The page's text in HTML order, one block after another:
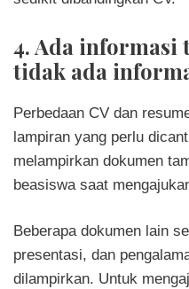
4. Ada informasi
tidak ada
Perbedaan CV dan
lampiran yang perlu
melampirkan dokumen
beasiswa saat
Beberapa dokumen lain
presentasi, dan
dilampirkan. Untuk